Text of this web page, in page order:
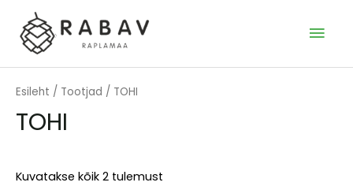
content
Esileht / Tootjad / TOHI
TOHI
Kuvatakse kõik 2 tulemust